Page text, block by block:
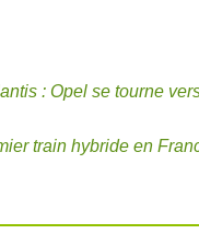
: Opel se tourne
train hybride en